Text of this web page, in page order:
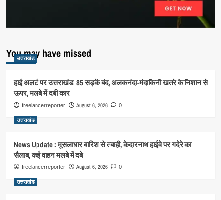
You may have missed
उत्तराखंड
हाई अलर्ट पर उत्तराखंड: 85 सड़कें बंद, अलकनंदा-मंदाकिनी खतरे के निशान से
ऊपर, मलबे में दबी कार
freelancerreporter August 6, 2026 0
उत्तराखंड
News Update : मूसलाधार बारिश से तबाही, केदारनाथ हाईवे पर गदेरे का
सैलाब, कई वाहन मलबे में दबे
freelancerreporter August 6, 2026 0
उत्तराखंड